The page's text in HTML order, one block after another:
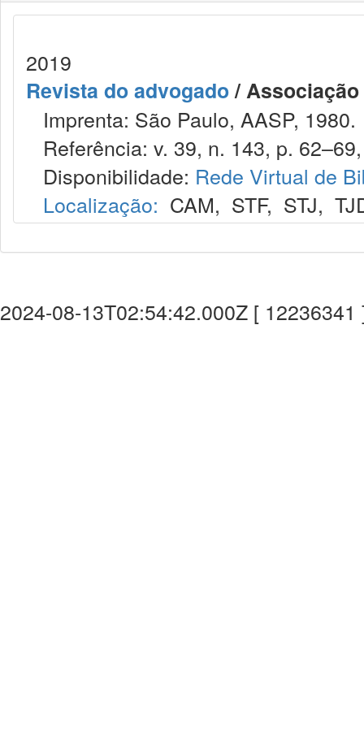
2019
Revista do advogado/
Imprenta: São Paulo, AASP, 1980.
Referência: v. 39, n. 143, p.
Disponibilidade: Rede Virtual de
Localização: CAM, STF, STJ,
2024-08-13T02:54:42.000Z [ 12236341